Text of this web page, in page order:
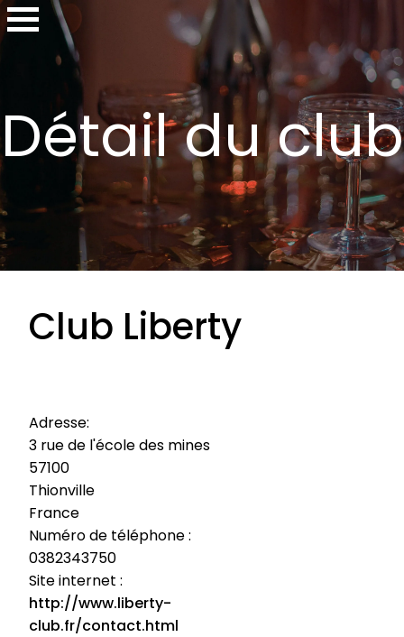
Détail du club
Club Liberty
Adresse:
3 rue de l'école des mines
57100
Thionville
France
Numéro de téléphone :
0382343750
Site internet :
http://www.liberty-
club.fr/contact.html